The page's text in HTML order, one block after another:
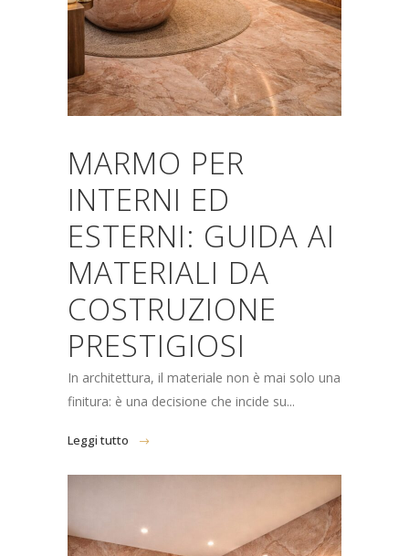
MARMO PER
INTERNI ED
ESTERNI: GUIDA AI
MATERIALI DA
COSTRUZIONE
PRESTIGIOSI
In architettura, il materiale non è mai solo una
finitura: è una decisione che incide su...
Leggi tutto